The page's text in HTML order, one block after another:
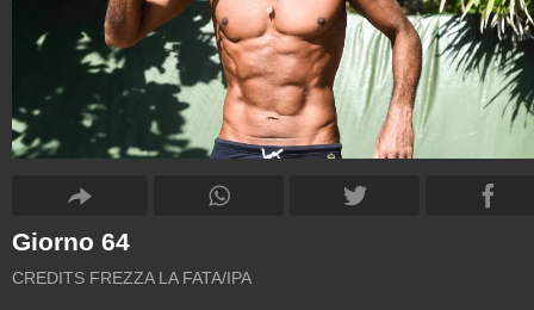
Giorno 64
CREDITS FREZZA LA FATA/IPA